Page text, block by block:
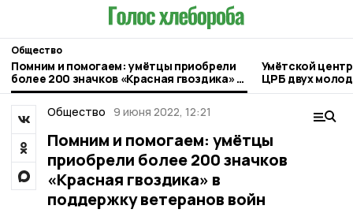
Общество
Помним и помогаем: умётцы приобрели
более 200 значков «Красная гвоздика» в
поддержку ветеранов войн
Умётской
ЦРБ двух
Общество 9 июня 2022, 12:21
Помним и помогаем: умётцы
приобрели более 200 значков
«Красная гвоздика» в
поддержку ветеранов войн